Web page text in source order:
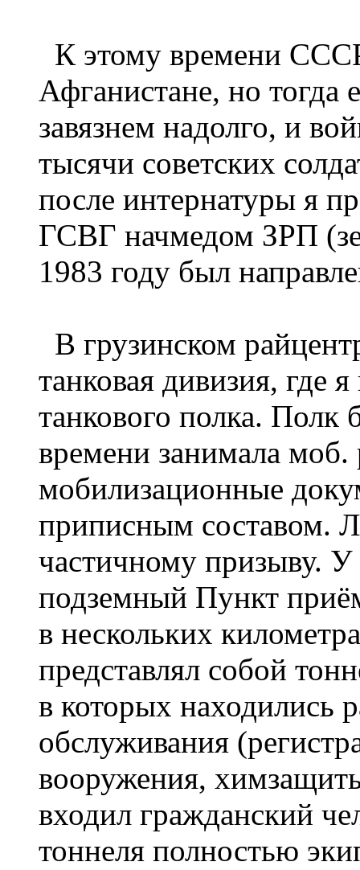
К этому времени
Афганистане, но тогда
завязнем надолго, и
тысячи советских
после интернатуры я
ГСВГ начмедом ЗРП
1983 году был
В грузинском
танковая дивизия, где
танкового полка.
времени занимала моб.
мобилизационные
приписным составом.
частичному призыву.
подземный Пункт
в нескольких
представлял собой
в которых находились
обслуживания
вооружения,
входил гражданский
тоннеля полностью